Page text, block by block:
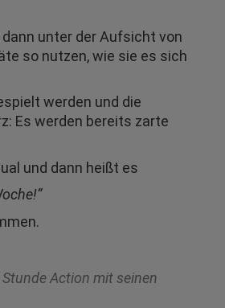
unter der Aufsicht von
so nutzen, wie sie es sich
werden und die
Es werden bereits zarte
und dann heißt es
Action mit seinen